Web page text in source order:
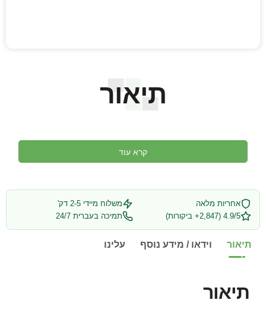
תיאור
קרא עוד
אחריות מלאה
משלוח מיידי 2-5 דק'
4.9/5 (2,847+ ביקורות)
תמיכה בעברית 24/7
תיאור וידאו / מידע נוסף עלינו
תיאור